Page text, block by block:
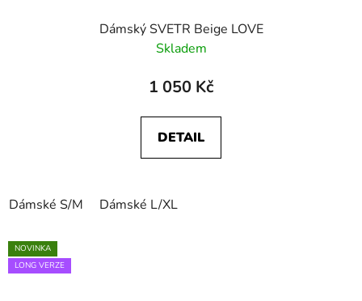
Dámský SVETR Beige LOVE
Skladem
1 050 Kč
DETAIL
Dámské S/M Dámské L/XL
NOVINKA
LONG VERZE